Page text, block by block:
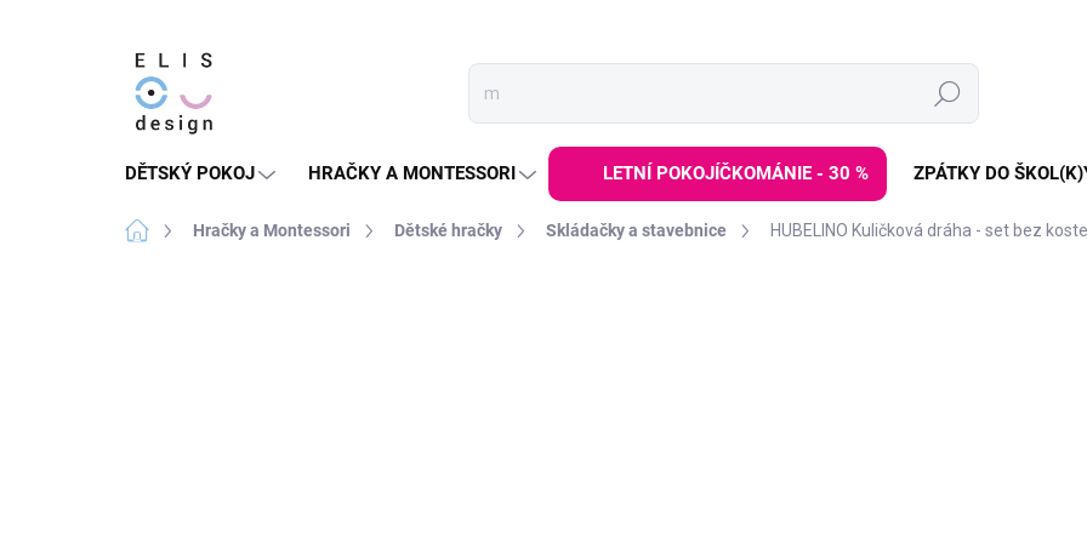
Hledat
DĚTSKÝ POKOJ HRAČKY A MONTESSORI LETNÍ POKOJÍČKOMÁNIE - 30 % ZPÁTKY DO
Domů Hračky a Montessori Dětské hračky Skládačky a stavebnice HUBELINO Kuličková dráha - set bez